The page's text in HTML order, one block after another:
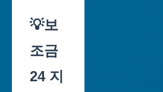
💡보
조금
24 지